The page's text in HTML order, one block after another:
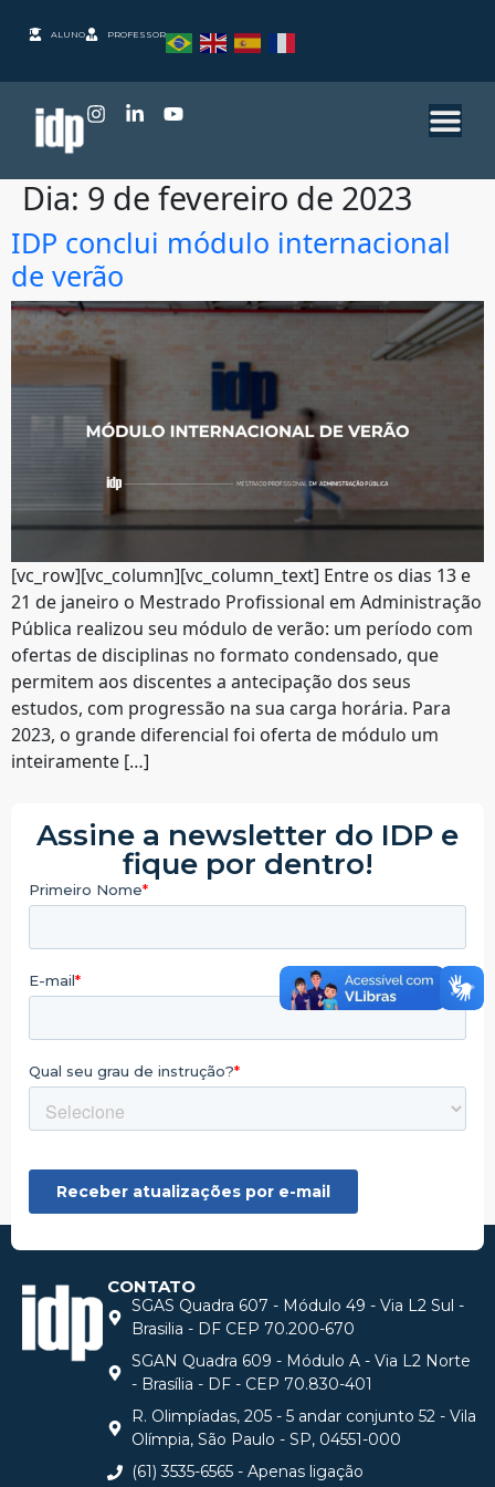
ALUNO PROFESSOR
Dia: 9 de fevereiro de 2023
IDP conclui módulo internacional
de verão
[vc_row][vc_column][vc_column_text] Entre os dias 13 e
21 de janeiro o Mestrado Profissional em Administração
Pública realizou seu módulo de verão: um período com
ofertas de disciplinas no formato condensado, que
permitem aos discentes a antecipação dos seus
estudos, com progressão na sua carga horária. Para
2023, o grande diferencial foi oferta de módulo um
inteiramente […]
Assine a newsletter do IDP e
fique por dentro!
CONTATO
SGAS Quadra 607 - Módulo 49 - Via L2 Sul -
Brasilia - DF CEP 70.200-670
SGAN Quadra 609 - Módulo A - Via L2 Norte
- Brasília - DF - CEP 70.830-401
R. Olimpíadas, 205 - 5 andar conjunto 52 - Vila
Olímpia, São Paulo - SP, 04551-000
(61) 3535-6565 - Apenas ligação